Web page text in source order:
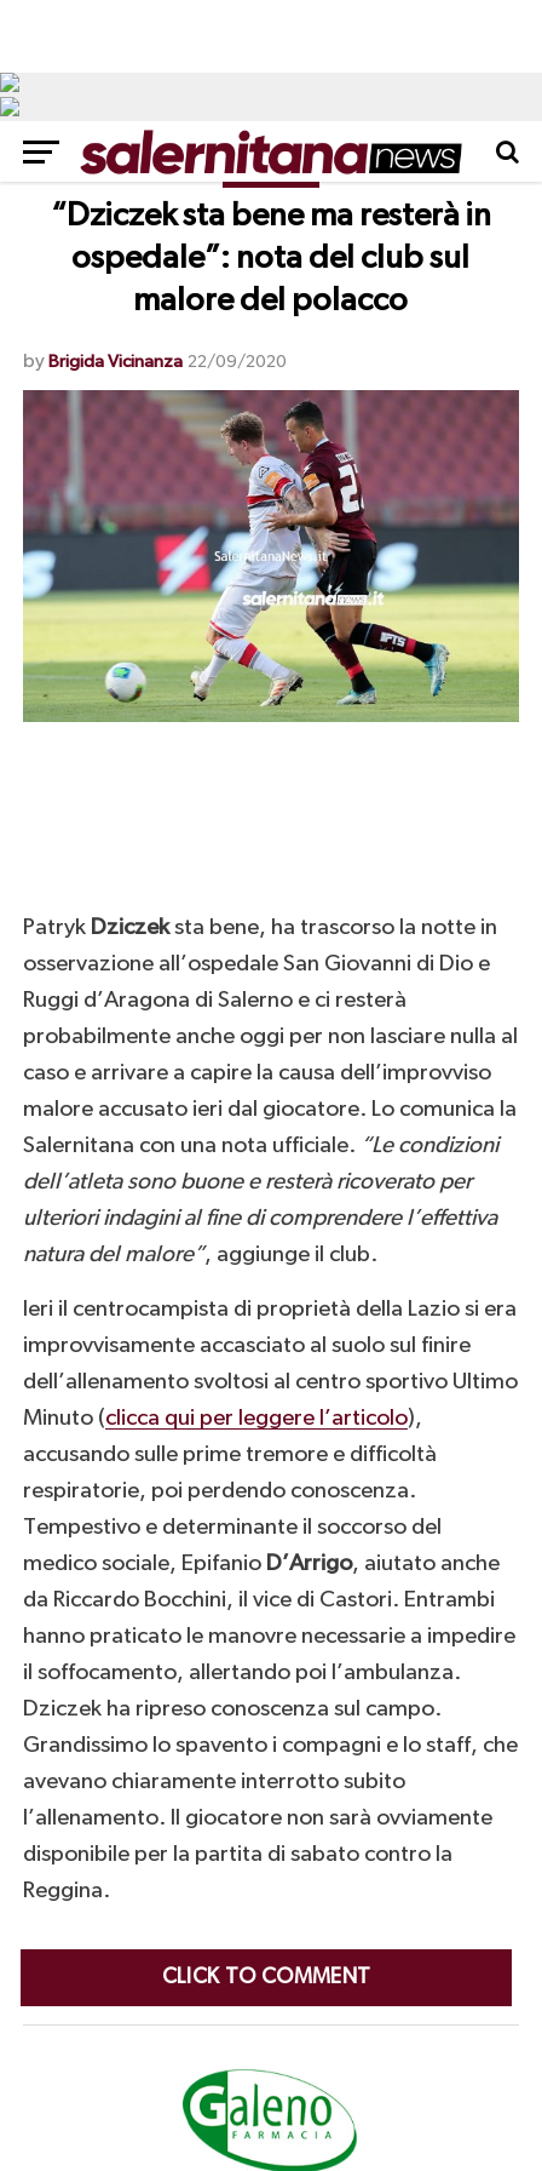
NEWS
“Dziczek sta bene ma resterà in
ospedale”: nota del club sul
malore del polacco
by Brigida Vicinanza 22/09/2020
Patryk Dziczeksta bene, ha trascorso la notte in
osservazione all’ospedale San Giovanni di Dio e
Ruggi d’Aragona di Salerno e ci resterà
probabilmente anche oggi per non lasciare nulla al
caso e arrivare a capire la causa dell’improvviso
malore accusato ieri dal giocatore. Lo comunica la
Salernitana con una nota ufficiale. “Le condizioni
dell’atleta sono buone e resterà ricoverato per
ulteriori indagini al fine di comprendere l’effettiva
natura del malore”, aggiunge il club.
Ieri il centrocampista di proprietà della Lazio si era
improvvisamente accasciato al suolo sul finire
dell’allenamento svoltosi al centro sportivo Ultimo
Minuto (clicca qui per leggere l’articolo),
accusando sulle prime tremore e difficoltà
respiratorie, poi perdendo conoscenza.
Tempestivo e determinante il soccorso del
medico sociale, Epifanio D’Arrigo, aiutato anche
da Riccardo Bocchini, il vice di Castori. Entrambi
hanno praticato le manovre necessarie a impedire
il soffocamento, allertando poi l’ambulanza.
Dziczek ha ripreso conoscenza sul campo.
Grandissimo lo spavento i compagni e lo staff, che
avevano chiaramente interrotto subito
l’allenamento. Il giocatore non sarà ovviamente
disponibile per la partita di sabato contro la
Reggina.
CLICK TO COMMENT